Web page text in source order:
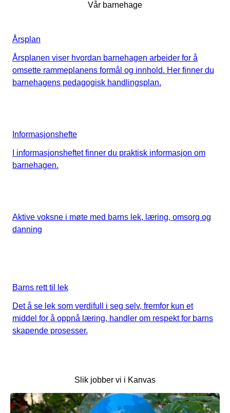
Vår barnehage
Årsplan
Årsplanen viser hvordan barnehagen arbeider for å
omsette rammeplanens formål og innhold. Her finner du
barnehagens pedagogisk handlingsplan.
Informasjonshefte
I informasjonsheftet finner du praktisk informasjon om
barnehagen.
Aktive voksne i møte med barns lek, læring, omsorg og
danning
Barns rett til lek
Det å se lek som verdifull i seg selv, fremfor kun et
middel for å oppnå læring, handler om respekt for barns
skapende prosesser.
Slik jobber vi i Kanvas